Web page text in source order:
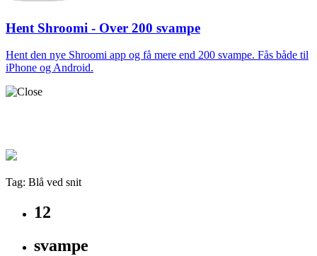
Hent Shroomi - Over 200 svampe
Hent den nye Shroomi app og få mere end 200 svampe. Fås både til
iPhone og Android.
Tag: Blå ved snit
12
svampe